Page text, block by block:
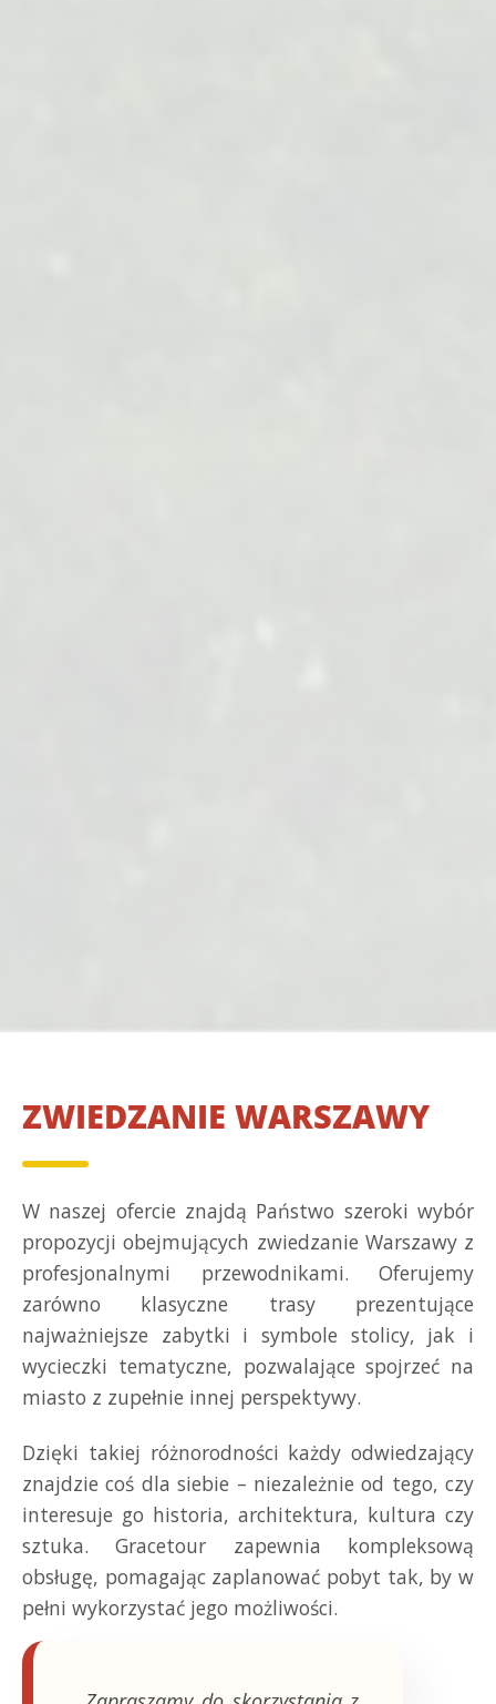
ZWIEDZANIE WARSZAWY
W naszej ofercie znajdą Państwo szeroki wybór
propozycji obejmujących zwiedzanie Warszawy z
profesjonalnymi przewodnikami. Oferujemy
zarówno klasyczne trasy prezentujące
najważniejsze zabytki i symbole stolicy, jak i
wycieczki tematyczne, pozwalające spojrzeć na
miasto z zupełnie innej perspektywy.
Dzięki takiej różnorodności każdy odwiedzający
znajdzie coś dla siebie – niezależnie od tego, czy
interesuje go historia, architektura, kultura czy
sztuka. Gracetour zapewnia kompleksową
obsługę, pomagając zaplanować pobyt tak, by w
pełni wykorzystać jego możliwości.